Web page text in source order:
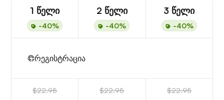
1 წელი
-40%
2 წელი
-40%
3 წელი
-40%
რეგისტრაცია
$22.95 $22.95 $22.95